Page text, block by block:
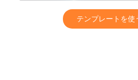
テンプレートを使